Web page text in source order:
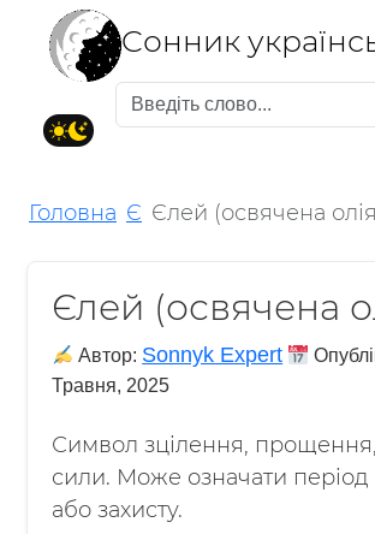
Cонник
Головна Є Єлей (освячена
Єлей (освячена
Автор: Sonnyk Expert
Травня, 2025
Символ зцілення, прощення,
сили. Може означати
або захисту.